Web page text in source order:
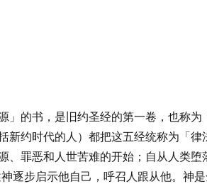
」的书，是旧约圣经的第一卷，也称为
约时代的人）都把这五经统称为「律
、罪恶和人世苦难的开始；自从人类堕
逐步启示他自己，呼召人跟从他。神